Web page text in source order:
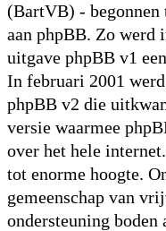
(BartVB) - begonnen
aan phpBB. Zo werd
uitgave phpBB v1
In februari 2001
phpBB v2 die
versie waarmee
over het hele
tot enorme hoogte.
gemeenschap van
ondersteuning